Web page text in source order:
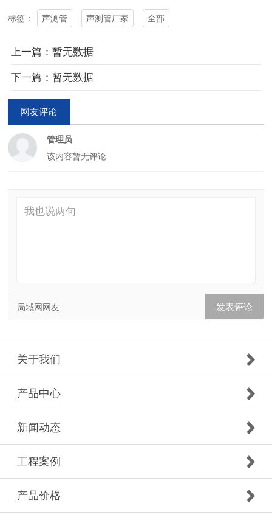
标签： 声测管 声测管厂家 全部
上一篇：暂无数据
下一篇：暂无数据
网友评论
管理员
该内容暂无评论
局域网网友
关于我们
产品中心
新闻动态
工程案例
产品价格